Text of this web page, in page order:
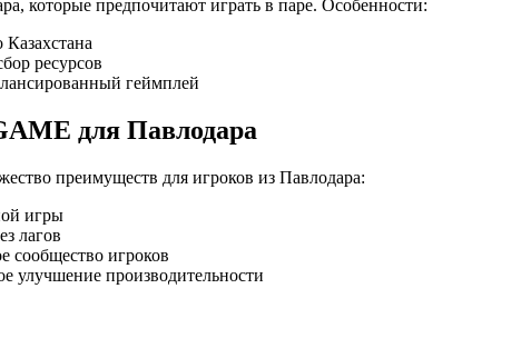
которые предпочитают играть в паре. Особенности:
Казахстана
ресурсов
геймплей
для Павлодара
преимуществ для игроков из Павлодара:
игры
лагов
сообщество игроков
улучшение производительности